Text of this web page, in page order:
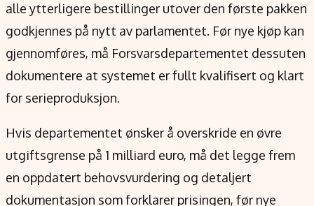
alle ytterligere bestillinger utover den første pakken
godkjennes på nytt av parlamentet. Før nye kjøp kan
gjennomføres, må Forsvarsdepartementet dessuten
dokumentere at systemet er fullt kvalifisert og klart
for serieproduksjon.
Hvis departementet ønsker å overskride en øvre
utgiftsgrense på 1 milliard euro, må det legge frem
en oppdatert behovsvurdering og detaljert
dokumentasjon som forklarer prisingen, før nye